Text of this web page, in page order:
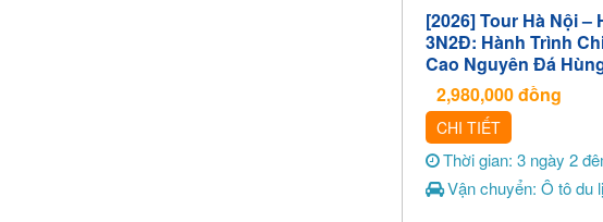
[2026] Tour Hà Nội –
3N2Đ: Hành Trình
Cao Nguyên Đá
2,980,000đồng
CHI TIẾT
Thời gian: 3 ngày 2
Vận chuyển: Ô tô du